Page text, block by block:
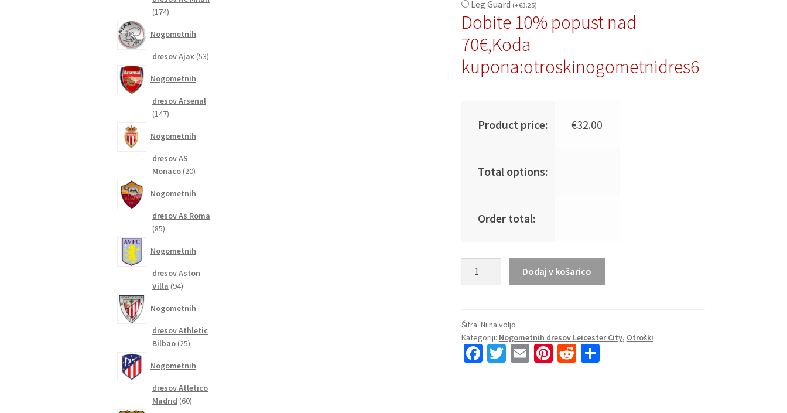
Leg Guard (+€3.25)
Dobite 10% popust nad
70€,Koda
kupona:otroskinogometnidres6
Product price: €32.00
Total options:
Order total:
Leicester
City
Issahaku
Dodaj v košarico
Šifra: Ni na voljo
Kategoriji: Nogometnih dresov Leicester City, Otroški
Fa T E Pi R S
174174
Nogometnih
dresov Ajax 5353
Nogometnih
dresov Arsenal
147147
Nogometnih
dresov AS
Monaco 2020
Nogometnih
dresov As Roma
8585
Nogometnih
dresov Aston
Villa 9494
Nogometnih
dresov Athletic
Bilbao 2525
Nogometnih
dresov Atletico
Madrid 6060